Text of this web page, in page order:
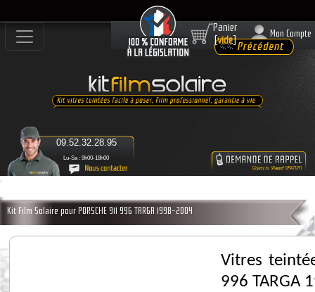
Lu-Sa : 9h00-18h00
09.52.32.28.95
Panier
[vide]
Mon Compte
Kit Film Solaire pour PORSCHE 911 996 TARGA 1998-2004
Vitres
996 TARGA